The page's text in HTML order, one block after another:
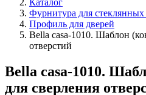
Каталог
Фурнитура для
Профиль для дверей
Bella casa-1010. Шаблон
отверстий
Bella casa-1010.
для сверления